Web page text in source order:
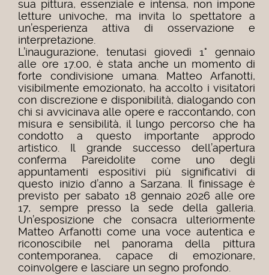
sua pittura, essenziale e intensa, non impone
letture univoche, ma invita lo spettatore a
un’esperienza attiva di osservazione e
interpretazione.
L’inaugurazione, tenutasi giovedì 1° gennaio
alle ore 17.00, è stata anche un momento di
forte condivisione umana. Matteo Arfanotti,
visibilmente emozionato, ha accolto i visitatori
con discrezione e disponibilità, dialogando con
chi si avvicinava alle opere e raccontando, con
misura e sensibilità, il lungo percorso che ha
condotto a questo importante approdo
artistico. Il grande successo dell’apertura
conferma Pareidolite come uno degli
appuntamenti espositivi più significativi di
questo inizio d’anno a Sarzana. Il finissage è
previsto per sabato 18 gennaio 2026 alle ore
17, sempre presso la sede della galleria.
Un’esposizione che consacra ulteriormente
Matteo Arfanotti come una voce autentica e
riconoscibile nel panorama della pittura
contemporanea, capace di emozionare,
coinvolgere e lasciare un segno profondo.